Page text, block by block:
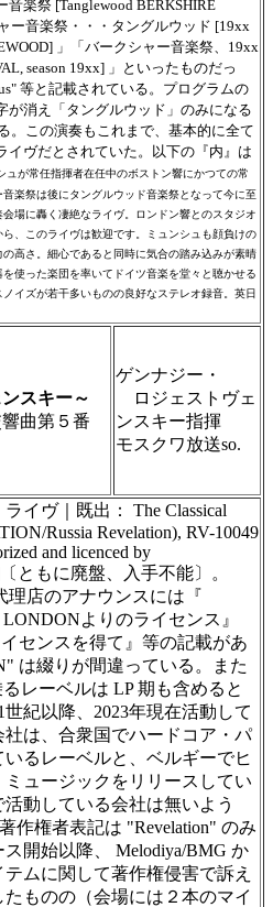
音楽祭 [Tanglewood BERKSHIRE
ー音楽祭・・・タングルウッド [19xx
」「バークシャー音楽祭、19xx
season 19xx] 」といったものだっ
等と記載されている。プログラムの
が消え「タングルウッド」のみになる
。この演奏もこれまで、基本的に全て
イヴだとされていた。以下の『内』は
ュが常任指揮者在任中のボストン響にかつての常
楽祭は後にタングルウッド音楽祭となって今に至
場に轟く凄絶なライヴ。ロンドン響とのスタジオ
、このライヴは歓迎です。ミュンシュも顔負けの
高さ。細心であると同時に気合の踏み込みが素晴
使った楽団を率いてドイツ音楽を堂々と聴かせる
イズが若干多いものの良好なステレオ録音。英日
スキー～
響曲第５番
ゲンナジー・
ロジェストヴェ
ンスキー指揮
モスクワ放送so.
イヴ｜既出： The Classical
Russia Revelation), RV-10049
and licenced by
ともに廃盤、入手不能〕。
理店のアナウンスには『
よりのライセンス』
イセンスを得て』等の記載があ
は綴りが間違っている。また
るレーベルは LP 期も含めると
紀以降、2023年現在活動して
は、合衆国でハードコア・パ
るレーベルと、ベルギーでヒ
ュージックをリリースしてい
動している会社は無いよう
作権者表記は "Revelation" のみ
開始以降、 Melodiya/BMG か
ムに関して著作権侵害で訴え
ものの（会場には２本のマイ